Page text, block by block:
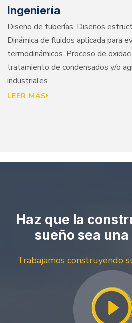
Ingeniería
Diseño de tuberías. Diseños
Dinámica de fluidos aplicada para
termodinámicos. Proceso de
tratamiento de condensados y/o
industriales.
LEER MÁS
Haz que la
sueño sea
Trabajamos construyendo